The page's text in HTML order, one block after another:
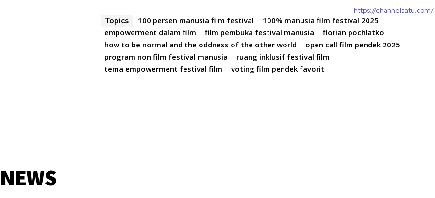
https://channelsatu.com/
Topics 100 persen manusia film festival
100% manusia film festival 2025
empowerment dalam film
film pembuka festival manusia
florian pochlatko
how to be normal and the oddness of the other world
open call film pendek 2025
program non film festival manusia
ruang inklusif festival film
tema empowerment festival film
voting film pendek favorit
NEWS